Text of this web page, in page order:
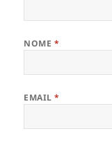
NOME *
EMAIL*